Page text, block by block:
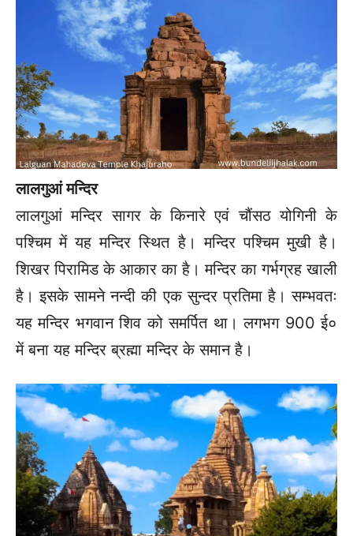
लालगुआं मन्दिर
लालगुआं मन्दिर सागर के किनारे एवं चौंसठ योगिनी के
पश्चिम में यह मन्दिर स्थित है। मन्दिर पश्चिम मुखी है।
शिखर पिरामिड के आकार का है। मन्दिर का गर्भग्रह खाली
है। इसके सामने नन्दी की एक सुन्दर प्रतिमा है। सम्भवतः
यह मन्दिर भगवान शिव को समर्पित था। लगभग 900 ई०
में बना यह मन्दिर ब्रह्मा मन्दिर के समान है।